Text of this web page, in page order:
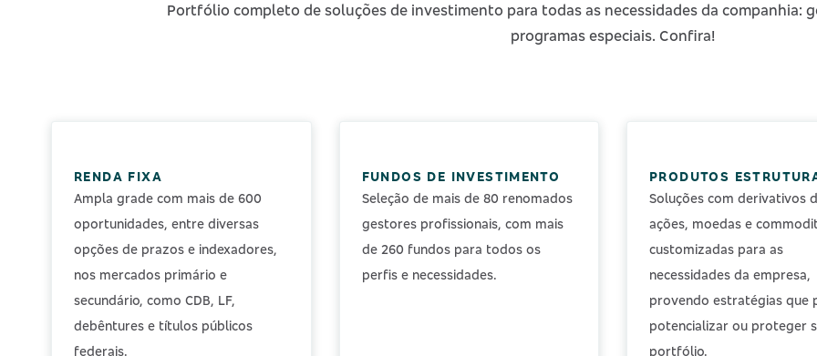
Portfólio completo de soluções de investimento para todas as necessidades da companhia:
programas especiais. Confira!
RENDA FIXA
Ampla grade com mais de 600
oportunidades, entre diversas
opções de prazos e indexadores,
nos mercados primário e
secundário, como CDB, LF,
debêntures e títulos públicos
federais.
FUNDOS DE INVESTIMENTO
Seleção de mais de 80 renomados
gestores profissionais, com mais
de 260 fundos para todos os
perfis e necessidades.
PRODUTOS
Soluções com derivativos
ações, moedas e
customizadas para as
necessidades da empresa,
provendo estratégias que
potencializar ou proteger
portfólio.